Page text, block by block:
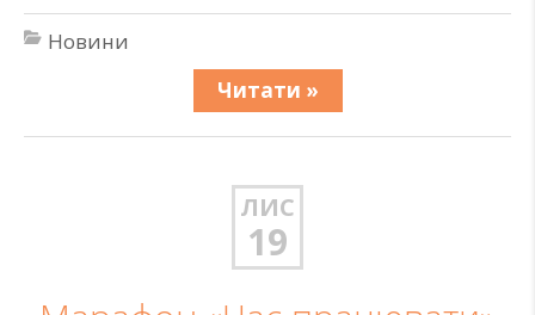
Новини
Читати »
ЛИС
19